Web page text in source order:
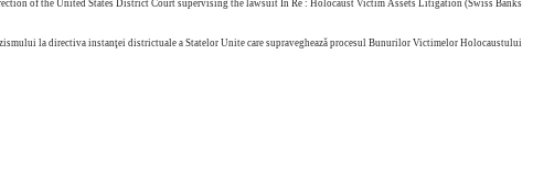
of the United States District Court supervising the lawsuit In Re : Holocaust Victim Assets Litigation (Swiss Banks
la directiva instanţei districtuale a Statelor Unite care supraveghează procesul Bunurilor Victimelor Holocaustului